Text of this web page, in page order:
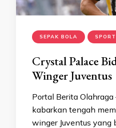
SEPAK BOLA SPORT
Crystal Palace
Winger Juventus
Portal Berita Olahraga
kabarkan tengah
winger Juventus yang